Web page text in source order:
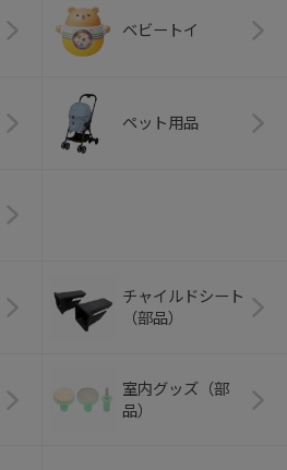
ベビートイ
ペット用品
チャイルドシート
（部品）
室内グッズ（部
品）